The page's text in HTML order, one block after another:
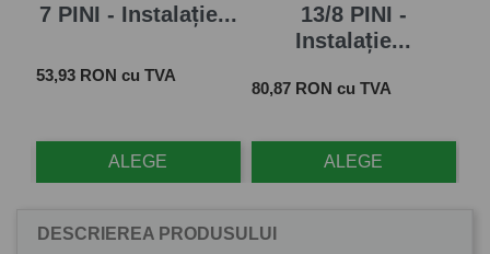
7 PINI - Instalație...
Pret
53,93 RON cu TVA
ALEGE
13/8 PINI -
Instalație...
Pret
80,87 RON cu TVA
ALEGE
DESCRIEREA PRODUSULUI